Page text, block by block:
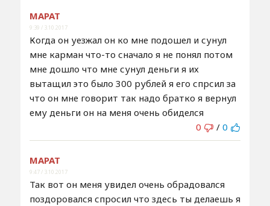
МАРАТ
9:39 / 3.10.2017
Когда он уезжал он ко мне подошел и сунул
мне карман что-то сначало я не понял потом
мне дошло что мне сунул деньги я их
вытащил это было 300 рублей я его спрсил за
что он мне говорит так надо братко я вернул
ему деньги он на меня очень обиделся
0
/ 0
МАРАТ
9:47 / 3.10.2017
Так вот он меня увидел очень обрадовался
поздоровался спросил что здесь ты делаешь я